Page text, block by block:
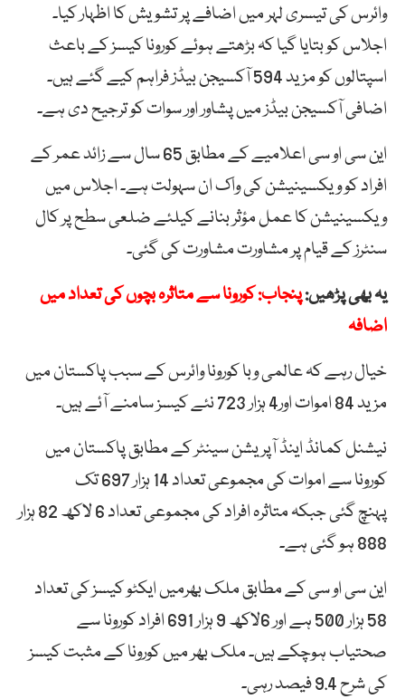
وائرس کی تیسری لہر میں اضافے پر تشویش کا اظہار کیا۔
اجلاس کو بتایا گیا کہ بڑھتے ہوئے کورونا کیسز کے باعث
اسپتالوں کو مزید 594 آکسیجن بیڈز فراہم کیے گئے ہیں۔
اضافی آکسیجن بیڈز میں پشاور اور سوات کو ترجیح دی ہے۔
این سی او سی اعلامیے کے مطابق 65 سال سے زائد عمر کے
افراد کو ویکسینیشن کی واک ان سہولت ہے۔ اجلاس میں
ویکسینیشن کا عمل مؤثر بنانے کیلئے ضلعی سطح پر کال
سنٹرز کے قیام پر مشاورت مشاورت کی گئی۔
یہ بھی پڑھیں:پنجاب: کورونا سے متاثرہ بچوں کی تعداد میں
اضافہ
خیال رہے کہ عالمی وبا کورونا وائرس کے سبب پاکستان میں
مزید 84 اموات اور4 ہزار 723 نئے کیسز سامنے آئے ہیں۔
نیشنل کمانڈ اینڈ آپریشن سینٹر کے مطابق پاکستان میں
کورونا سے اموات کی مجموعی تعداد 14 ہزار 697 تک
پہنچ گئی جبکہ متاثرہ افراد کی مجموعی تعداد 6 لاکھ 82 ہزار
888 ہو گئی ہے۔
این سی او سی کے مطابق ملک بھرمیں ایکٹو کیسز کی تعداد
58 ہزار 500 ہے اور 6لاکھ 9 ہزار 691 افراد کورونا سے
صحتیاب ہوچکے ہیں۔ ملک بھر میں کورونا کے مثبت کیسز
کی شرح 9.4 فیصد رہی۔